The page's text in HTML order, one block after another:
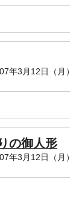
年3月12日（月）
の御人形
年3月12日（月）